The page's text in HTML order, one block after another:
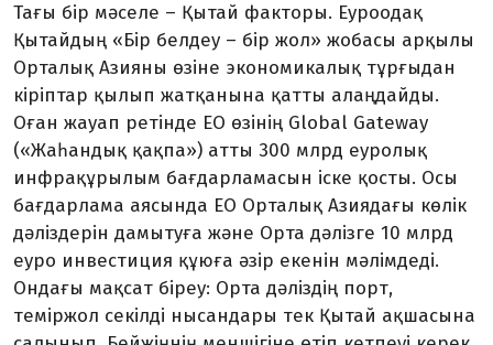
Тағы бір мәселе – Қытай фак­торы. Еуроодақ
Қытайдың «Бір белдеу – бір жол» жобасы арқылы
Орталық Азияны өзіне экономикалық тұрғыдан
кіріптар қылып жатқанына қатты алаң­дайды.
Оған жауап ретінде ЕО өзінің Global Gateway
(«Жаһандық қақпа») атты 300 млрд еуролық
инфрақұрылым бағдарламасын іске қосты. Осы
бағдар­лама аясында ЕО Орталық Азиядағы көлік
дәліздерін дамытуға және Орта дәлізге 10 млрд
еуро инвестиция құюға әзір екенін мәлімдеді.
Ондағы мақсат біреу: Орта дәліздің порт,
теміржол секілді нысандары тек Қытай ақшасына